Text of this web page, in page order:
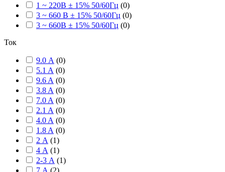
1 ~ 220В ± 15% 50/60Гц (0)
3 ~ 660 В ± 15% 50/60Гц (0)
3 ~ 660В ± 15% 50/60Гц (0)
Ток
9.0 А (0)
5.1 A (0)
9.6 A (0)
3.8 A (0)
7.0 A (0)
2.1 A (0)
4.0 A (0)
1.8 A (0)
2 А (1)
4 А (1)
2-3 А (1)
7 А (2)